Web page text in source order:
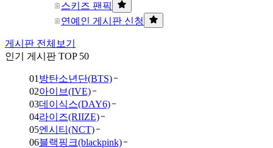
스키즈 팬픽
연예인 게시판 신청
게시판 전체보기
인기 게시판 TOP 50
01 방탄소년단(BTS)
02아이브(IVE)
03데이식스(DAY6)
04라이즈(RIIZE)
05엔시티(NCT)
06블랙핑크(blackpink)